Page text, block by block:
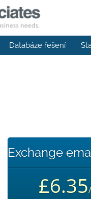
Databáze řešení
Exchange
£6.35